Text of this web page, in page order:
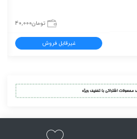
تومان40,000
غیرقابل فروش